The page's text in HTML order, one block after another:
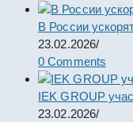
В России
23.02.2026/
0 Comments
IEK GROUP
23.02.2026/